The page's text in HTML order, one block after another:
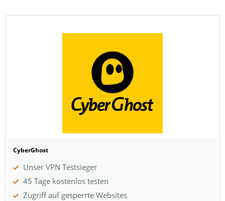
CyberGhost
Unser VPN Testsieger
45 Tage kostenlos testen
Zugriff auf gesperrte Websites